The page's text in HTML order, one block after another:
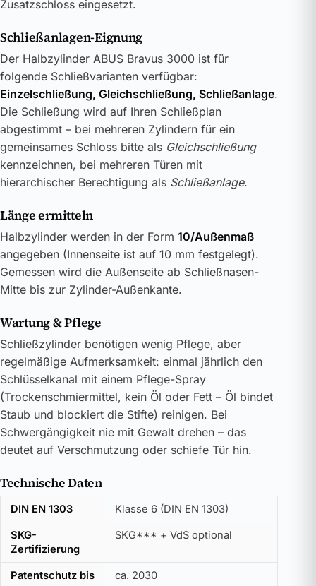
Zusatzschloss eingesetzt.
Schließanlagen-Eignung
Der Halbzylinder ABUS Bravus 3000 ist für
folgende Schließvarianten verfügbar:
Einzelschließung, Gleichschließung, Schließanlage.
Die Schließung wird auf Ihren Schließplan
abgestimmt – bei mehreren Zylindern für ein
gemeinsames Schloss bitte als Gleichschließung
kennzeichnen, bei mehreren Türen mit
hierarchischer Berechtigung als Schließanlage.
Länge ermitteln
Halbzylinder werden in der Form 10/Außenmaß
angegeben (Innenseite ist auf 10 mm festgelegt).
Gemessen wird die Außenseite ab Schließnasen-
Mitte bis zur Zylinder-Außenkante.
Wartung & Pflege
Schließzylinder benötigen wenig Pflege, aber
regelmäßige Aufmerksamkeit: einmal jährlich den
Schlüsselkanal mit einem Pflege-Spray
(Trockenschmiermittel, kein Öl oder Fett – Öl bindet
Staub und blockiert die Stifte) reinigen. Bei
Schwergängigkeit nie mit Gewalt drehen – das
deutet auf Verschmutzung oder schiefe Tür hin.
Technische Daten
DIN EN 1303 Klasse 6 (DIN EN 1303)
SKG-
Zertifizierung
SKG*** + VdS optional
Patentschutz bis ca. 2030